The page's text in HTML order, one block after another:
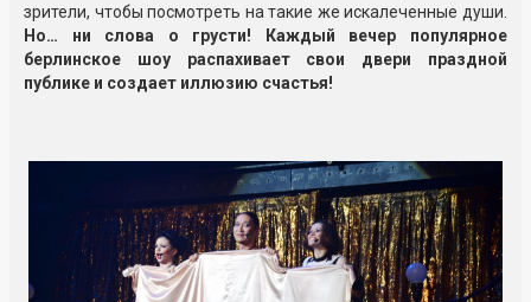
зрители, чтобы посмотреть на такие же искалеченные души.
Но… ни слова о грусти! Каждый вечер популярное
берлинское шоу распахивает свои двери праздной
публике и создает иллюзию счастья!